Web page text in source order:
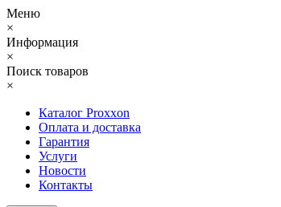
Меню
×
Информация
×
Поиск товаров
×
Каталог Proxxon
Оплата и доставка
Гарантия
Услуги
Новости
Контакты